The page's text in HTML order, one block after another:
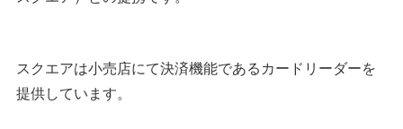
スクエアは小売店にて決済機能であるカードリーダーを
提供しています。